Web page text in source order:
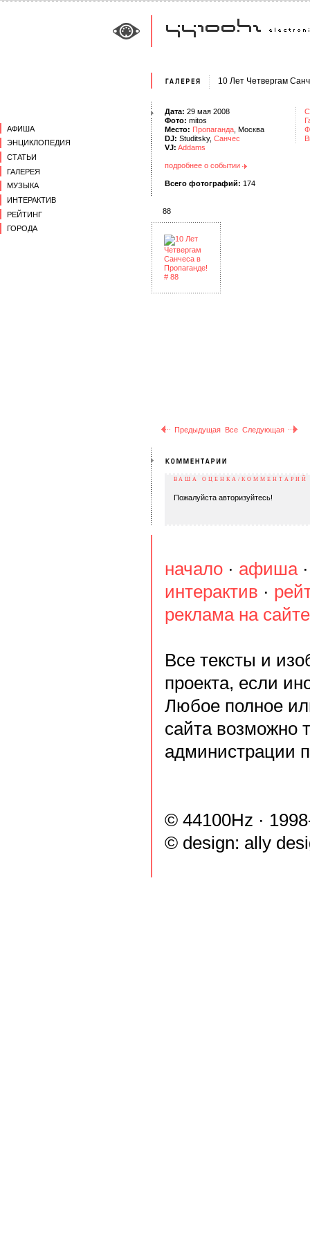
АФИША
ЭНЦИКЛОПЕДИЯ
СТАТЬИ
ГАЛЕРЕЯ
МУЗЫКА
ИНТЕРАКТИВ
РЕЙТИНГ
ГОРОДА
10 Лет Четвергам
Дата: 29 мая 2008
Фото: mitos
Место: Пропаганда , Москва
DJ: Studitsky, Санчес
VJ: Addams
подробнее о событии
Всего фотографий: 174
88
Предыдущая Все Следующая
ВАША ОЦЕНКА/КОММЕНТАРИЙ
Пожалуйста авторизуйтесь!
начало · афиша
интерактив ·
реклама на сайте
Все тексты и
проекта, если
Любое полное
сайта возможно
администрации
© 44100Hz ·
© design: ally